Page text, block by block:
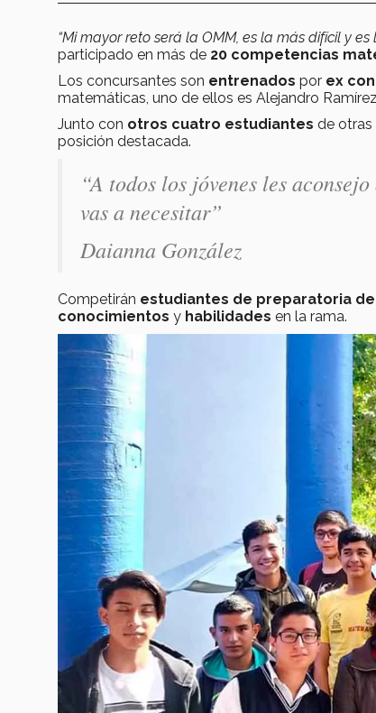
“Mi mayor reto será la OMM, es la más difícil y es
participado en más de 20 competencias
Los concursantes son entrenados por ex
matemáticas, uno de ellos es Alejandro
Junto con otros cuatro estudiantes de otras
posición destacada.
“A todos los jóvenes les
vas a necesitar”
Daianna González
Competirán estudiantes de preparatoria
conocimientos y habilidades en la rama.